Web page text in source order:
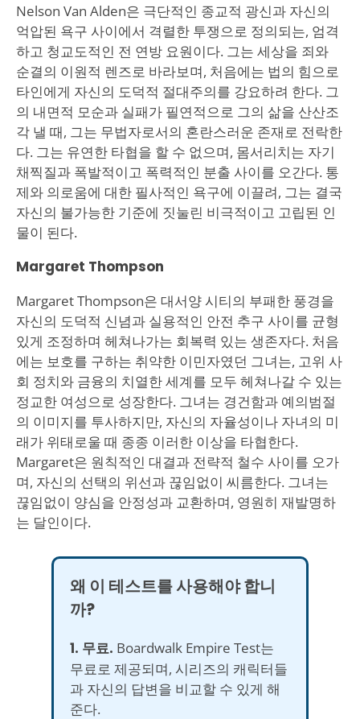
Nelson Van Alden은 극단적인 종교적 광신과 자신의
억압된 욕구 사이에서 격렬한 투쟁으로 정의되는, 엄격
하고 청교도적인 전 연방 요원이다. 그는 세상을 죄와
순결의 이원적 렌즈로 바라보며, 처음에는 법의 힘으로
타인에게 자신의 도덕적 절대주의를 강요하려 한다. 그
의 내면적 모순과 실패가 필연적으로 그의 삶을 산산조
각 낼 때, 그는 무법자로서의 혼란스러운 존재로 전락한
다. 그는 유연한 타협을 할 수 없으며, 몸서리치는 자기
채찍질과 폭발적이고 폭력적인 분출 사이를 오간다. 통
제와 의로움에 대한 필사적인 욕구에 이끌려, 그는 결국
자신의 불가능한 기준에 짓눌린 비극적이고 고립된 인
물이 된다.
Margaret Thompson
Margaret Thompson은 대서양 시티의 부패한 풍경을
자신의 도덕적 신념과 실용적인 안전 추구 사이를 균형
있게 조정하며 헤쳐나가는 회복력 있는 생존자다. 처음
에는 보호를 구하는 취약한 이민자였던 그녀는, 고위 사
회 정치와 금융의 치열한 세계를 모두 헤쳐나갈 수 있는
정교한 여성으로 성장한다. 그녀는 경건함과 예의범절
의 이미지를 투사하지만, 자신의 자율성이나 자녀의 미
래가 위태로울 때 종종 이러한 이상을 타협한다.
Margaret은 원칙적인 대결과 전략적 철수 사이를 오가
며, 자신의 선택의 위선과 끊임없이 씨름한다. 그녀는
끊임없이 양심을 안정성과 교환하며, 영원히 재발명하
는 달인이다.
왜 이 테스트를 사용해야 합니
까?
1. 무료. Boardwalk Empire Test는
무료로 제공되며, 시리즈의 캐릭터들
과 자신의 답변을 비교할 수 있게 해
준다.